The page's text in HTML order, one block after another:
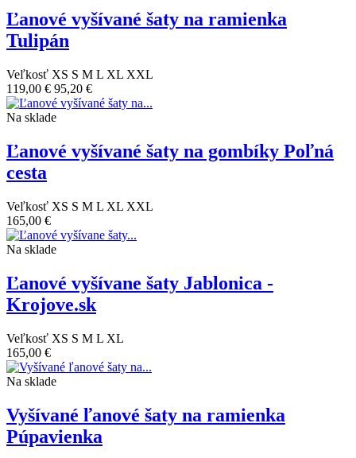
Ľanové vyšívané šaty na ramienka
Tulipán
Veľkosť XS S M L XL XXL
119,00 € 95,20 €
Na sklade
Ľanové vyšívané šaty na gombíky Poľná
cesta
Veľkosť XS S M L XL XXL
165,00 €
Na sklade
Ľanové vyšívane šaty Jablonica -
Krojove.sk
Veľkosť XS S M L XL
165,00 €
Na sklade
Vyšívané ľanové šaty na ramienka
Púpavienka